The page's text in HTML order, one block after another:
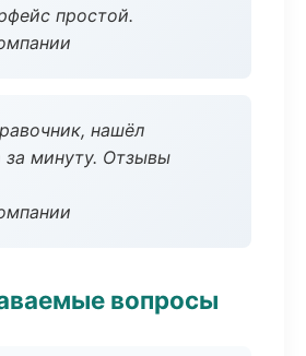
простой.
нашёл
за минуту. Отзывы
вопросы